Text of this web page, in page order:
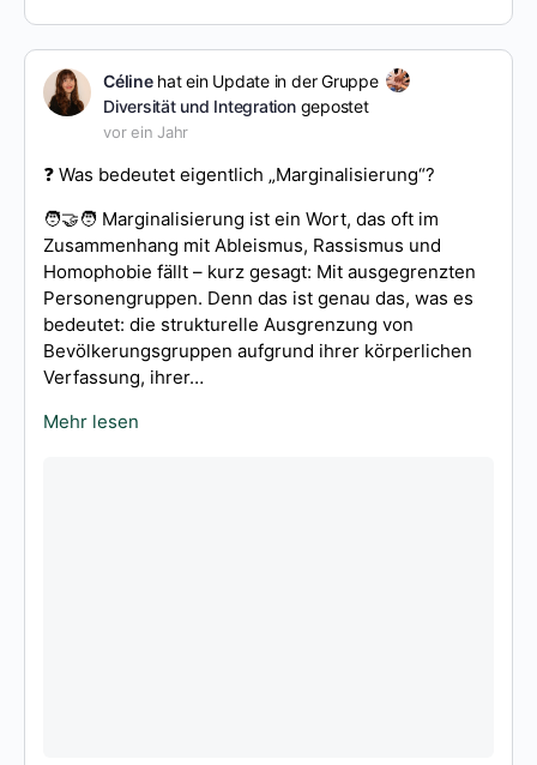
Célinehat ein Update in der Gruppe
Diversität und Integrationgepostet
vor ein Jahr
❓ Was bedeutet eigentlich „Marginalisierung“?
🧑‍🤝‍🧑 Marginalisierung ist ein Wort, das oft im
Zusammenhang mit Ableismus, Rassismus und
Homophobie fällt – kurz gesagt: Mit ausgegrenzten
Personengruppen. Denn das ist genau das, was es
bedeutet: die strukturelle Ausgrenzung von
Bevölkerungsgruppen aufgrund ihrer körperlichen
Verfassung, ihrer…
Mehr lesen